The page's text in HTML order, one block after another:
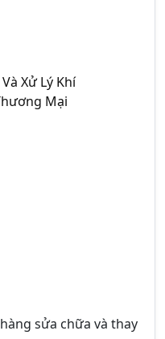
Xử Lý Khí
Mại
sửa chữa và thay